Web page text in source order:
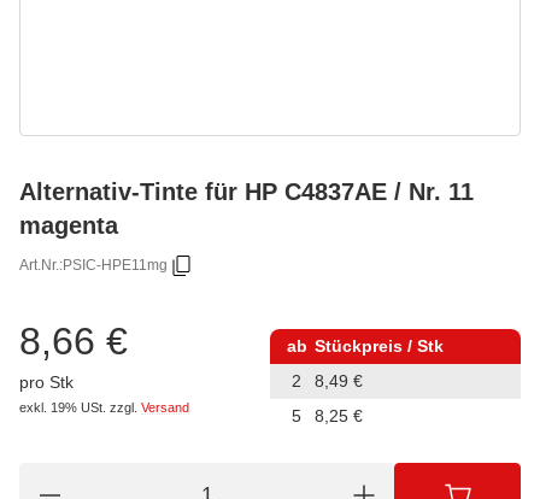
Alternativ-Tinte für HP C4837AE / Nr. 11
magenta
Art.Nr.:PSIC-HPE11mg
8,66 €
pro Stk
exkl. 19% USt. zzgl. Versand
ab Stückpreis / Stk
2
8,49 €
5
8,25 €